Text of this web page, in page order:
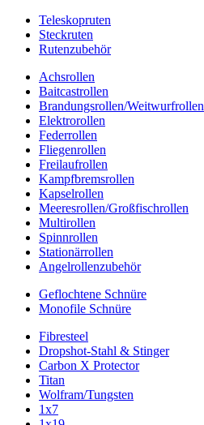
Teleskopruten
Steckruten
Rutenzubehör
Achsrollen
Baitcastrollen
Brandungsrollen/Weitwurfrollen
Elektrorollen
Federrollen
Fliegenrollen
Freilaufrollen
Kampfbremsrollen
Kapselrollen
Meeresrollen/Großfischrollen
Multirollen
Spinnrollen
Stationärrollen
Angelrollenzubehör
Geflochtene Schnüre
Monofile Schnüre
Fibresteel
Dropshot-Stahl & Stinger
Carbon X Protector
Titan
Wolfram/Tungsten
1x7